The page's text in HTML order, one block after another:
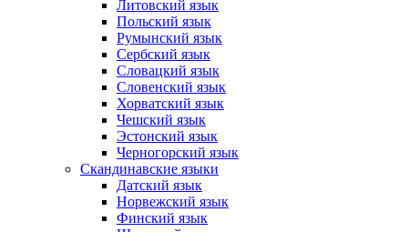
Литовский язык
Польский язык
Румынский язык
Сербский язык
Словацкий язык
Словенский язык
Хорватский язык
Чешский язык
Эстонский язык
Черногорский язык
Скандинавские языки
Датский язык
Норвежский язык
Финский язык